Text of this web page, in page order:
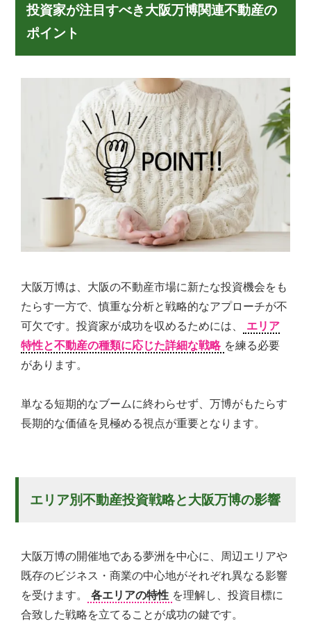
投資家が注目すべき大阪万博関連不動産の
ポイント
大阪万博は、大阪の不動産市場に新たな投資機会をも
たらす一方で、慎重な分析と戦略的なアプローチが不
可欠です。投資家が成功を収めるためには、
エリア
特性と不動産の種類に応じた詳細な戦略 を練る必要
があります。
単なる短期的なブームに終わらせず、万博がもたらす
長期的な価値を見極める視点が重要となります。
エリア別不動産投資戦略と大阪万博の影響
大阪万博の開催地である夢洲を中心に、周辺エリアや
既存のビジネス・商業の中心地がそれぞれ異なる影響
を受けます。
各エリアの特性 を理解し、投資目標に
合致した戦略を立てることが成功の鍵です。